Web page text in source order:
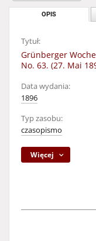
OPIS
Tytuł:
Grünberger
No. 63. (27. Mai
Data wydania:
1896
Typ zasobu:
czasopismo
Więcej